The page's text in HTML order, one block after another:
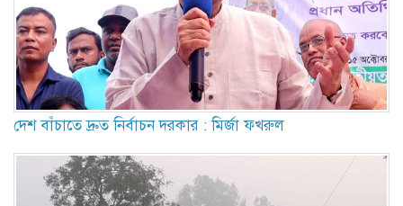
দেশ বাঁচাতে দ্রুত নির্বাচন দরকার : মির্জা ফখরুল